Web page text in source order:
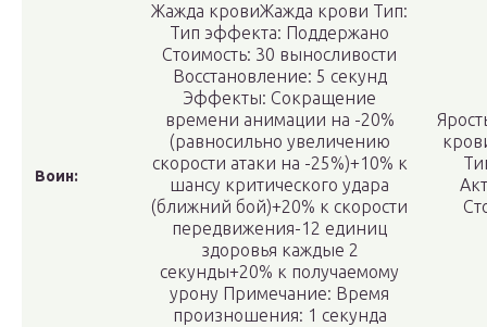
Воин:
Жажда кровиЖажда крови Тип:
Тип эффекта: Поддержано
Стоимость: 30 выносливости
Восстановление: 5 секунд
Эффекты: Сокращение
времени анимации на -20%
(равносильно увеличению
скорости атаки на -25%)+10% к
шансу критического удара
(ближний бой)+20% к скорости
передвижения-12 единиц
здоровья каждые 2
секунды+20% к получаемому
урону Примечание: Время
произношения: 1 секунда